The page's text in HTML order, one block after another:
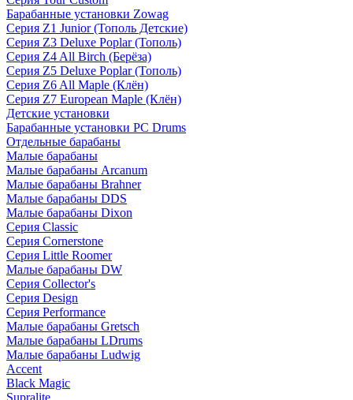
Барабанные установки Zowag
Серия Z1 Junior (Тополь Детские)
Серия Z3 Deluxe Poplar (Тополь)
Серия Z4 All Birch (Берёза)
Серия Z5 Deluxe Poplar (Тополь)
Серия Z6 All Maple (Клён)
Серия Z7 European Maple (Клён)
Детские установки
Барабанные установки PC Drums
Отдельные барабаны
Малые барабаны
Малые барабаны Arcanum
Малые барабаны Brahner
Малые барабаны DDS
Малые барабаны Dixon
Серия Classic
Серия Cornerstone
Серия Little Roomer
Малые барабаны DW
Серия Collector's
Серия Design
Серия Performance
Малые барабаны Gretsch
Малые барабаны LDrums
Малые барабаны Ludwig
Accent
Black Magic
Supralite